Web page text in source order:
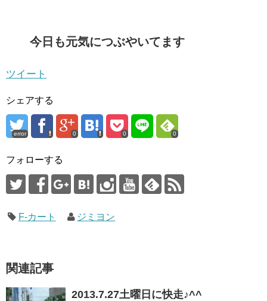
今日も元気につぶやいてます
ツイート
シェアする
error 0 0 0
フォローする
F-カート ジミヨン
関連記事
2013.7.27土曜日に快走♪^^